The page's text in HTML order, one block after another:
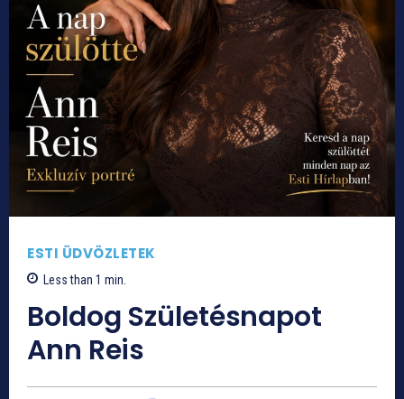
ESTI ÜDVÖZLETEK
Less than 1 min.
Boldog Születésnapot
Ann Reis